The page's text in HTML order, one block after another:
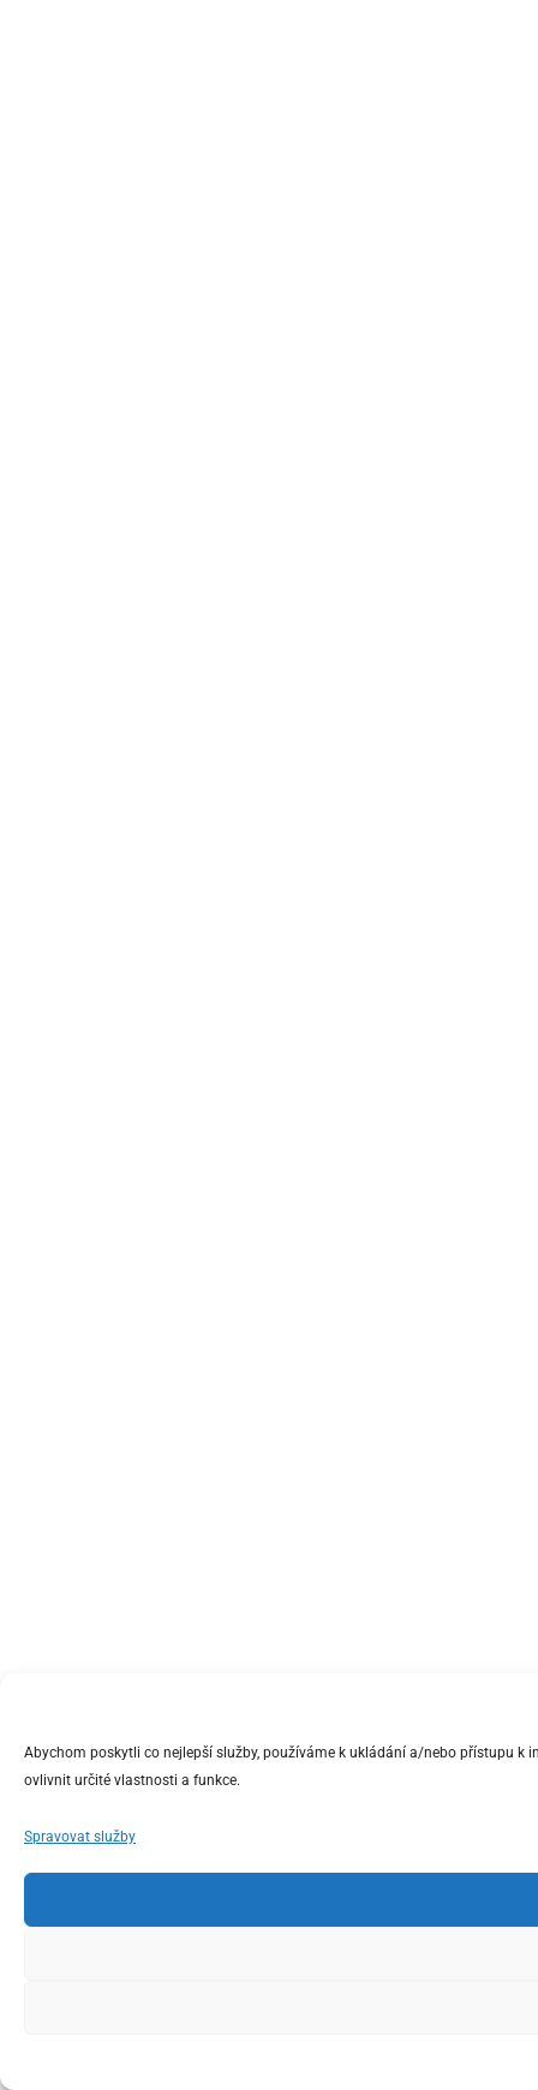
Abychom poskytli co nejlepší služby, používáme k ukládání a/nebo přístupu
ovlivnit určité vlastnosti a funkce.
Spravovat služby